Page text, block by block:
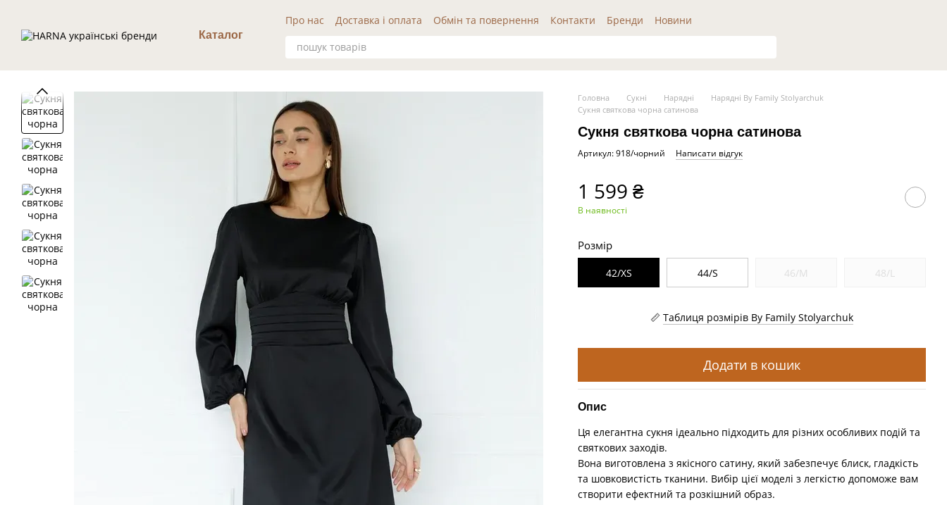
Каталог
Про нас Доставка і оплата Обмін та повернення Контакти Бренди
Новини
Угода користувача
Публічна оферта Відгуки про нас
Головна Сукні Нарядні
Нарядні By Family Stolyarchuk
Сукня святкова чорна сатинова
Сукня святкова чорна сатинова
Артикул: 918/чорний Написати відгук
1 599 ₴
В наявності
Розмір
42/XS 44/S 46/M 48/L
Таблиця розмірів By Family Stolyarchuk
Додати в кошик
Опис
Ця елегантна сукня ідеально підходить для різних особливих подій та
святкових заходів.
Вона виготовлена з якісного сатину, який забезпечує блиск, гладкість
та шовковистість тканини. Вибір цієї моделі з легкістю допоможе вам
створити ефектний та розкішний образ.